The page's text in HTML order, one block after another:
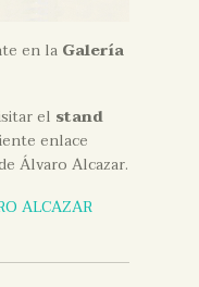
en la Galería
el stand
enlace
Álvaro Alcazar.
ALCAZAR